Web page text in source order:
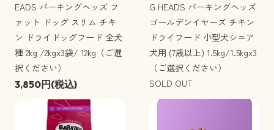
EADS バーキングヘッズ フ
ァット ドッグ スリム チキ
ン ドライドッグフード 全犬
種 2kg /2kgx3袋/ 12kg（ご選
択ください）
3,850円(税込)
G HEADS バーキングヘッズ
ゴールデンイヤーズ チキン
ドライフード 小型犬シニア
犬用 (7歳以上) 1.5kg/1.5kgx3
（ご選択ください）
SOLD OUT